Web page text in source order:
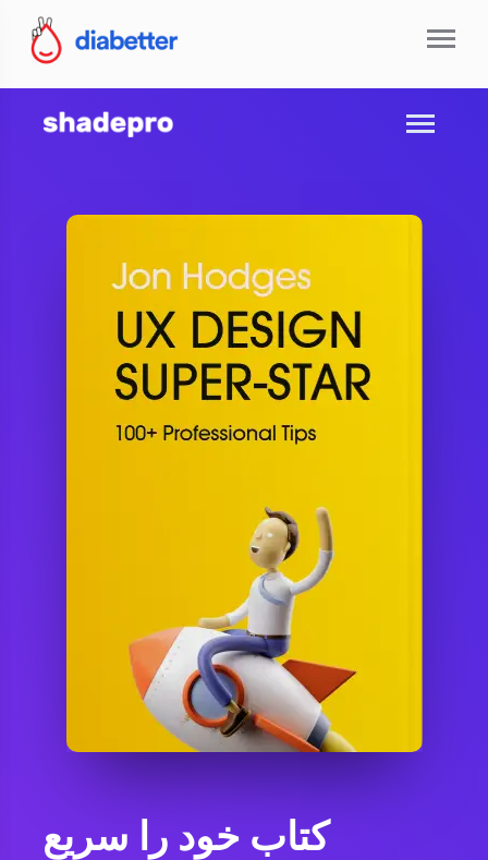
کتاب خود را سریع